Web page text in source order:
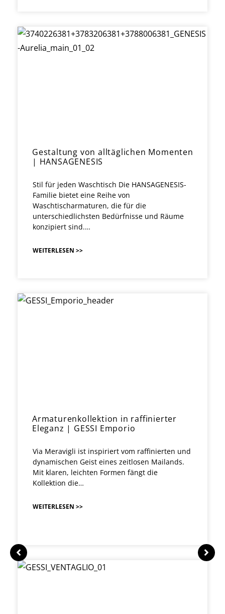
Gestaltung von alltäglichen Momenten
| HANSAGENESIS
Stil für jeden Waschtisch Die HANSAGENESIS-
Familie bietet eine Reihe von
Waschtischarmaturen, die für die
unterschiedlichsten Bedürfnisse und Räume
konzipiert sind.…
WEITERLESEN >>
Armaturenkollektion in raffinierter
Eleganz | GESSI Emporio
Via Meravigli ist inspiriert vom raffinierten und
dynamischen Geist eines zeitlosen Mailands.
Mit klaren, leichten Formen fängt die
Kollektion die…
WEITERLESEN >>